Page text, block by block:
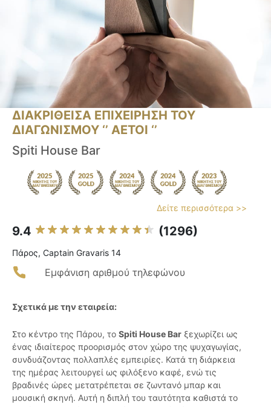
ΔΙΑΚΡΙΘΕΙΣΑ ΕΠΙΧΕΙΡΗΣΗ ΤΟΥ
ΔΙΑΓΩΝΙΣΜΟΥ ‘’ ΑΕΤΟΙ ‘’
Spiti House Bar
Δείτε περισσότερα >>
9.4 (1296)
Πάρος, Captain Gravaris 14
Εμφάνιση αριθμού τηλεφώνου
Σχετικά με την εταιρεία:
Στο κέντρο της Πάρου, το Spiti House Bar ξεχωρίζει ως
ένας ιδιαίτερος προορισμός στον χώρο της ψυχαγωγίας,
συνδυάζοντας πολλαπλές εμπειρίες. Κατά τη διάρκεια
της ημέρας λειτουργεί ως φιλόξενο καφέ, ενώ τις
βραδινές ώρες μετατρέπεται σε ζωντανό μπαρ και
μουσική σκηνή. Αυτή η διπλή του ταυτότητα καθιστά το